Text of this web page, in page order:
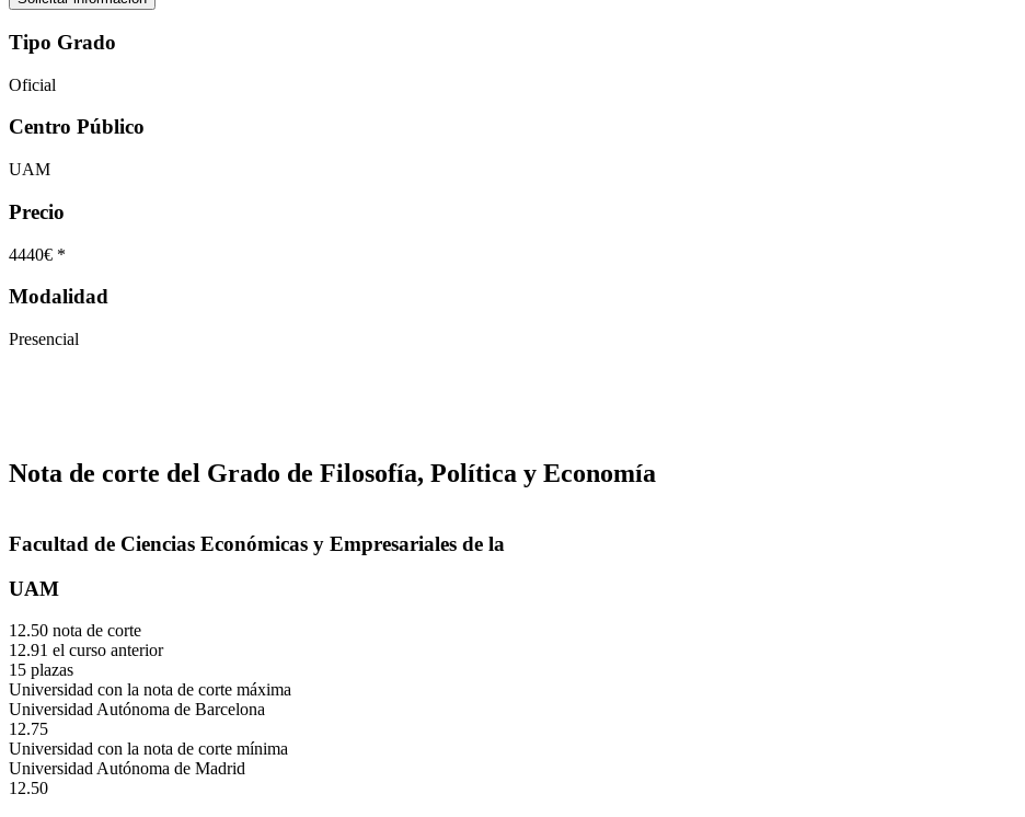
Tipo Grado
Oficial
Centro Público
UAM
Precio
4440€ *
Modalidad
Presencial
Nota de corte del Grado de Filosofía, Política y Economía
Facultad de Ciencias Económicas y Empresariales de la
UAM
12.50 nota de corte
12.91 el curso anterior
15 plazas
Universidad con la nota de corte máxima
Universidad Autónoma de Barcelona
12.75
Universidad con la nota de corte mínima
Universidad Autónoma de Madrid
12.50